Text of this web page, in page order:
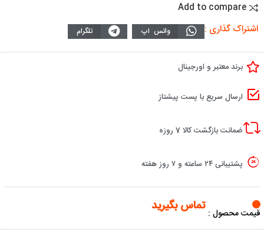
Add to compare
اشتراک گذاری : واتس اپ تلگرام
برند معتبر و اورجینال
ارسال سریع با پست پیشتاز
ضمانت بازگشت کالا 7 روزه
پشتیبانی ۲۴ ساعته و ۷ روز هفته
قیمت محصول : تماس بگیرید